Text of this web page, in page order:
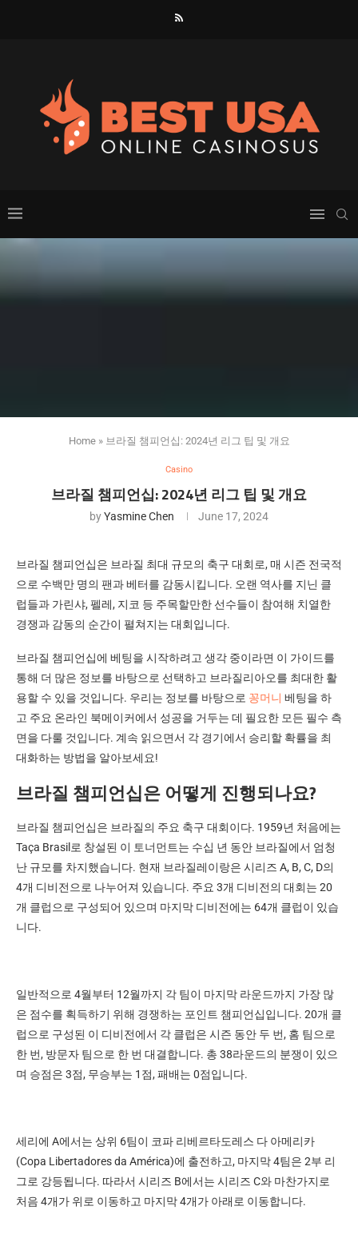
Home» 브라질 챔피언십: 2024년 리그 팁 및 개요
Casino
브라질 챔피언십: 2024년 리그 팁 및 개요
byYasmine Chen June 17, 2024
브라질 챔피언십은 브라질 최대 규모의 축구 대회로, 매 시즌 전국적
으로 수백만 명의 팬과 베터를 감동시킵니다. 오랜 역사를 지닌 클
럽들과 가린샤, 펠레, 지코 등 주목할만한 선수들이 참여해 치열한
경쟁과 감동의 순간이 펼쳐지는 대회입니다.
브라질 챔피언십에 베팅을 시작하려고 생각 중이라면 이 가이드를
통해 더 많은 정보를 바탕으로 선택하고 브라질리아오를 최대한 활
용할 수 있을 것입니다. 우리는 정보를 바탕으로 꽁머니 베팅을 하
고 주요 온라인 북메이커에서 성공을 거두는 데 필요한 모든 필수 측
면을 다룰 것입니다. 계속 읽으면서 각 경기에서 승리할 확률을 최
대화하는 방법을 알아보세요!
브라질 챔피언십은 어떻게 진행되나요?
브라질 챔피언십은 브라질의 주요 축구 대회이다. 1959년 처음에는
Taça Brasil로 창설된 이 토너먼트는 수십 년 동안 브라질에서 엄청
난 규모를 차지했습니다. 현재 브라질레이랑은 시리즈 A, B, C, D의
4개 디비전으로 나누어져 있습니다. 주요 3개 디비전의 대회는 20
개 클럽으로 구성되어 있으며 마지막 디비전에는 64개 클럽이 있습
니다.
일반적으로 4월부터 12월까지 각 팀이 마지막 라운드까지 가장 많
은 점수를 획득하기 위해 경쟁하는 포인트 챔피언십입니다. 20개 클
럽으로 구성된 이 디비전에서 각 클럽은 시즌 동안 두 번, 홈 팀으로
한 번, 방문자 팀으로 한 번 대결합니다. 총 38라운드의 분쟁이 있으
며 승점은 3점, 무승부는 1점, 패배는 0점입니다.
세리에 A에서는 상위 6팀이 코파 리베르타도레스 다 아메리카
(Copa Libertadores da América)에 출전하고, 마지막 4팀은 2부 리
그로 강등됩니다. 따라서 시리즈 B에서는 시리즈 C와 마찬가지로
처음 4개가 위로 이동하고 마지막 4개가 아래로 이동합니다.